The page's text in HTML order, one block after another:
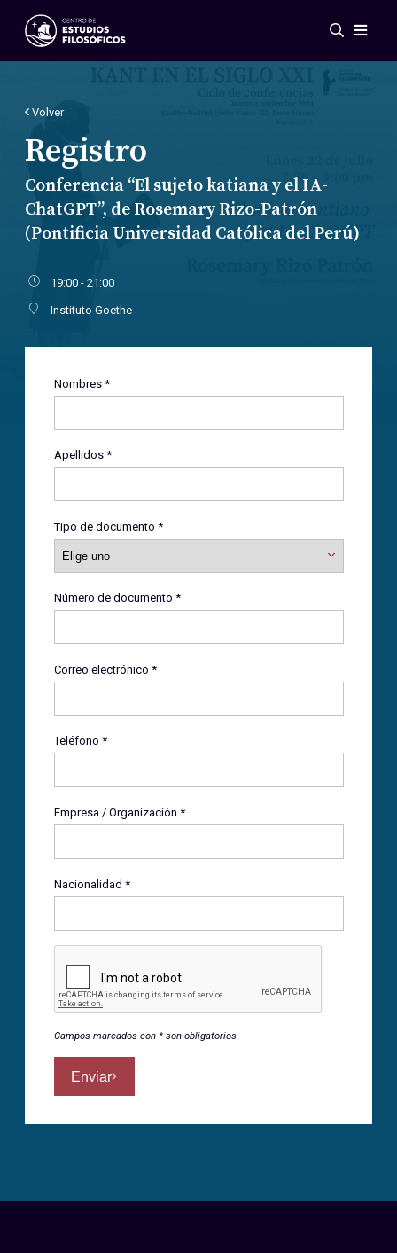
Eventos
Investigación
Redes
Publicaciones
Galería
ES
EN
Reglamento
Convenios
Volver
Registro
Conferencia “El sujeto katiana y el IA-
ChatGPT”, de Rosemary Rizo-Patrón
(Pontificia Universidad Católica del Perú)
19:00 - 21:00
Instituto Goethe
Nombres *
Apellidos *
Tipo de documento *
Número de documento *
Correo electrónico *
Teléfono *
Empresa / Organización *
Nacionalidad *
Campos marcados con * son obligatorios
Enviar